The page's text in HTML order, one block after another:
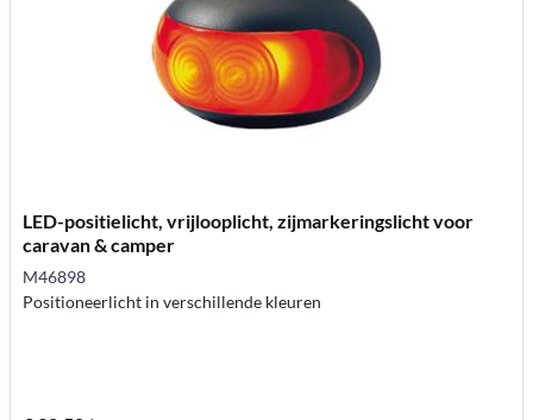
LED-positielicht, vrijlooplicht, zijmarkeringslicht voor
caravan & camper
M46898
Positioneerlicht in verschillende kleuren